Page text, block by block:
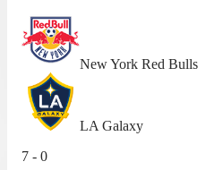
New York Red Bulls
LA Galaxy
7 - 0